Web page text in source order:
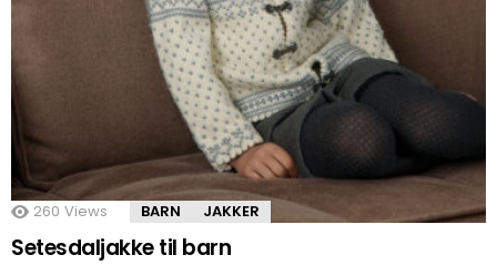
260 Views BARN JAKKER
Setesdaljakke til barn